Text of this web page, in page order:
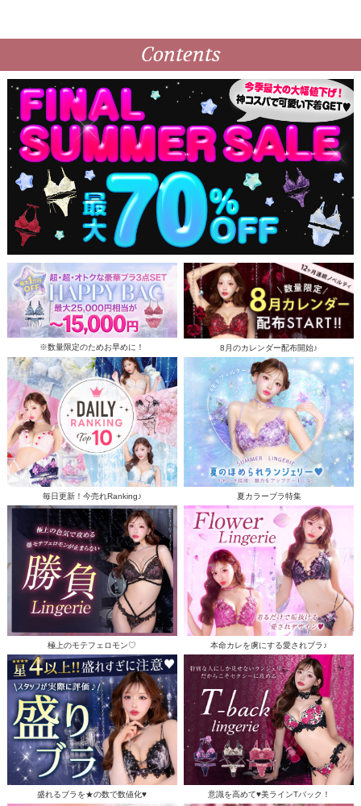
Contents
※数量限定のためお早めに！ 8月のカレンダー配布開始♪
毎日更新！今売れRanking♪ 夏カラーブラ特集
極上のモテフェロモン♡ 本命カレを虜にする愛されブラ♪
盛れるブラを★の数で数値化♥ 意識を高めて♥美ラインTバック！